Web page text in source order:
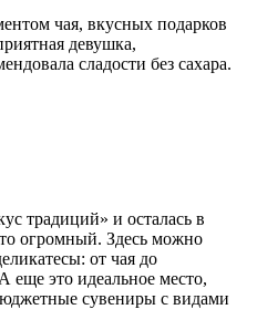
чая, вкусных подарков
девушка,
сладости без сахара.
традиций» и осталась в
огромный. Здесь можно
от чая до
еще это идеальное место,
сувениры с видами